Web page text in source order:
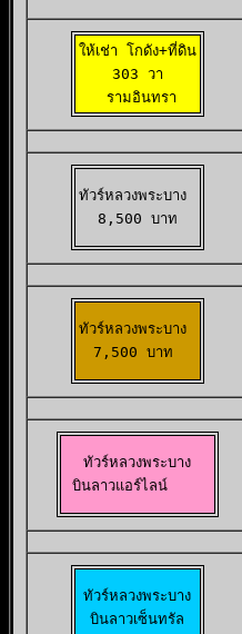
ให้เช่า โกดัง+ที่ดิน
303 วา
รามอินทรา
ทัวร์หลวงพระบาง
8,500 บาท
ทัวร์หลวงพระบาง
7,500 บาท
ทัวร์หลวงพระบาง
บินลาวแอร์ไลน์
ทัวร์หลวงพระบาง
บินลาวเซ็นทรัล